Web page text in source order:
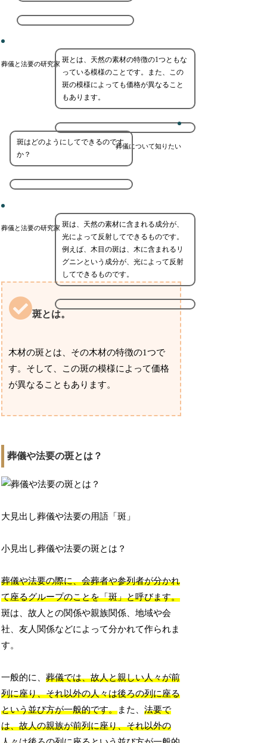
葬儀と法要の研究家 斑とは、天然の素材の特徴の1つともな
っている模様のことです。また、この
斑の模様によっても価格が異なること
もあります。
葬儀について知りたい
斑はどのようにしてできるのです
か？
葬儀と法要の研究家 斑は、天然の素材に含まれる成分が、
光によって反射してできるものです。
例えば、木目の斑は、木に含まれるリ
グニンという成分が、光によって反射
してできるものです。
斑とは。
木材の斑とは、その木材の特徴の1つで
す。そして、この斑の模様によって価格
が異なることもあります。
葬儀や法要の斑とは？
大見出し葬儀や法要の用語「斑」
小見出し葬儀や法要の斑とは？
葬儀や法要の際に、会葬者や参列者が分かれ
て座るグループのことを「斑」と呼びます。
斑は、故人との関係や親族関係、地域や会
社、友人関係などによって分かれて作られま
す。
一般的に、葬儀では、故人と親しい人々が前
列に座り、それ以外の人々は後ろの列に座る
という並び方が一般的です。また、法要で
は、故人の親族が前列に座り、それ以外の